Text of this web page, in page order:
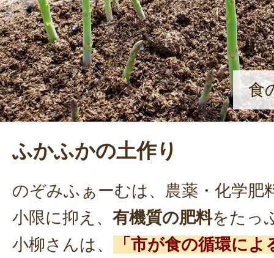
食
ふかふかの土作り
のぞみふぁーむは、農薬・化学肥
小限に抑え、 有機質の肥料をたっ
小柳さんは、
「市が食の循環に